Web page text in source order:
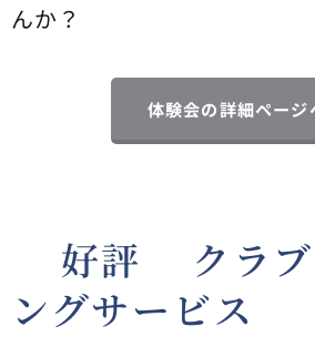
んか？
体験会の詳細ページ
🌟好評🌟クラ
ングサービス